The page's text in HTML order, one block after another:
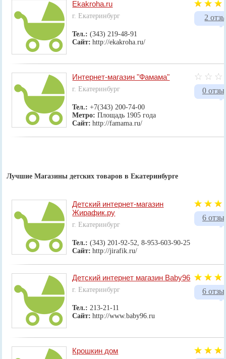
2
Ekakroha.ru
г. Екатеринбург
Тел.:(343) 219-48-91
Сайт: http://ekakroha.ru/
0
Интернет-магазин "Фамама"
г. Екатеринбург
Тел.:+7(343) 200-74-00
Метро:Площадь 1905 года
Сайт: http://famama.ru/
Лучшие Магазины детских товаров в Екатеринбурге
6
Детский интернет-магазин
Жирафик.ру
г. Екатеринбург
Тел.:(343) 201-92-52, 8-953-603-90-25
Сайт: http://jirafik.ru/
6
Детский интернет магазин Baby96
г. Екатеринбург
Тел.:213-21-11
Сайт: http://www.baby96.ru
Крошкин дом